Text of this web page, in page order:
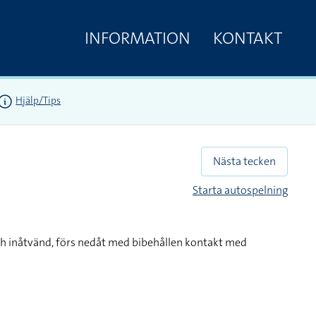
INFORMATION KONTAKT
Hjälp/Tips
Nästa tecken
Starta autospelning
inåtvänd, förs nedåt med bibehållen kontakt med